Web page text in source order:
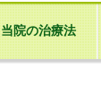
当院の治療法